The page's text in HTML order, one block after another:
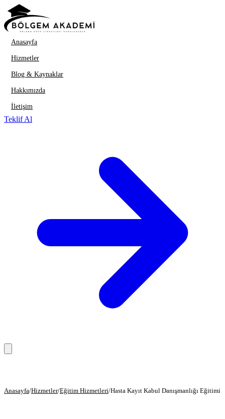
İçeriğe geç
Anasayfa
Hizmetler
Blog & Kaynaklar
Hakkımızda
İletişim
Teklif Al
Anasayfa/Hizmetler/Eğitim Hizmetleri/Hasta Kayıt Kabul Danışmanlığı Eğitimi